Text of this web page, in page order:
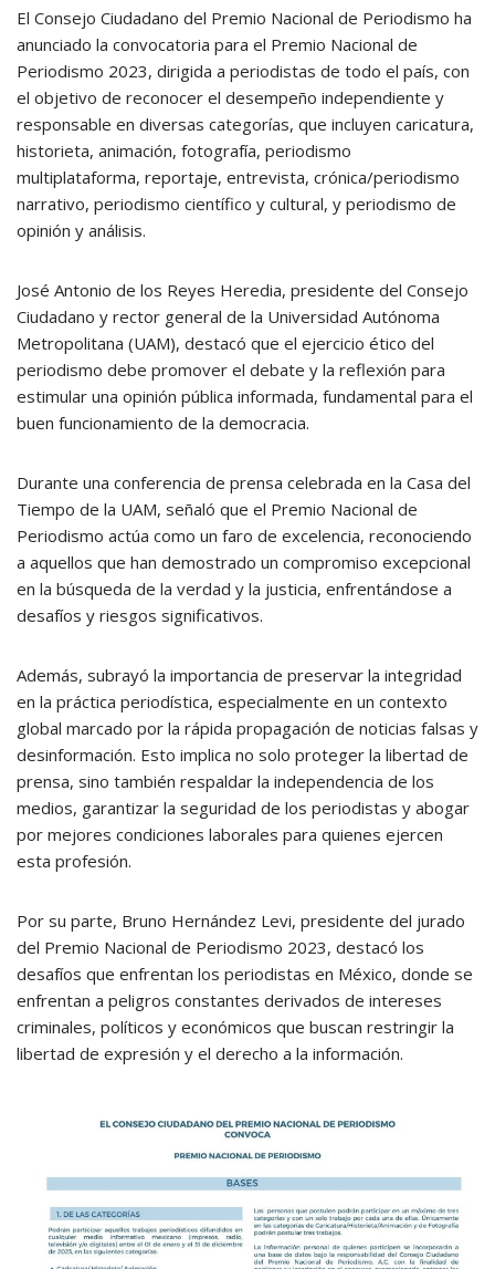
El Consejo Ciudadano del Premio Nacional de Periodismo ha
anunciado la convocatoria para el Premio Nacional de
Periodismo 2023, dirigida a periodistas de todo el país, con
el objetivo de reconocer el desempeño independiente y
responsable en diversas categorías, que incluyen caricatura,
historieta, animación, fotografía, periodismo
multiplataforma, reportaje, entrevista, crónica/periodismo
narrativo, periodismo científico y cultural, y periodismo de
opinión y análisis.
José Antonio de los Reyes Heredia, presidente del Consejo
Ciudadano y rector general de la Universidad Autónoma
Metropolitana (UAM), destacó que el ejercicio ético del
periodismo debe promover el debate y la reflexión para
estimular una opinión pública informada, fundamental para el
buen funcionamiento de la democracia.
Durante una conferencia de prensa celebrada en la Casa del
Tiempo de la UAM, señaló que el Premio Nacional de
Periodismo actúa como un faro de excelencia, reconociendo
a aquellos que han demostrado un compromiso excepcional
en la búsqueda de la verdad y la justicia, enfrentándose a
desafíos y riesgos significativos.
Además, subrayó la importancia de preservar la integridad
en la práctica periodística, especialmente en un contexto
global marcado por la rápida propagación de noticias falsas y
desinformación. Esto implica no solo proteger la libertad de
prensa, sino también respaldar la independencia de los
medios, garantizar la seguridad de los periodistas y abogar
por mejores condiciones laborales para quienes ejercen
esta profesión.
Por su parte, Bruno Hernández Levi, presidente del jurado
del Premio Nacional de Periodismo 2023, destacó los
desafíos que enfrentan los periodistas en México, donde se
enfrentan a peligros constantes derivados de intereses
criminales, políticos y económicos que buscan restringir la
libertad de expresión y el derecho a la información.